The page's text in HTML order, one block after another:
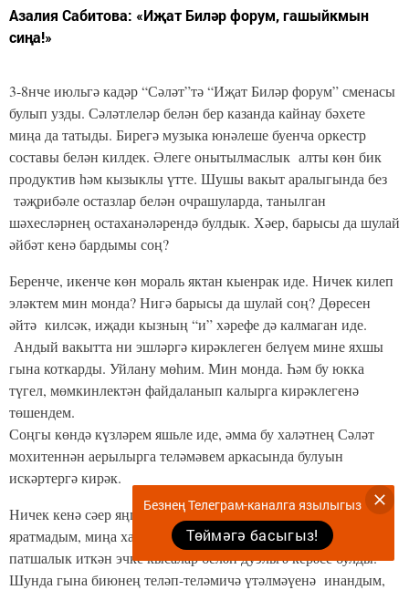
Азалия Сабитова: «Иҗат Биләр форум, гашыйкмын
сиңа!»
3-8нче июльгә кадәр “Сәләт”тә “Иҗат Биләр форум” сменасы
булып узды. Сәләтлеләр белән бер казанда кайнау бәхете
миңа да татыды. Бирегә музыка юнәлеше буенча оркестр
составы белән килдек. Әлеге онытылмаслык алты көн бик
продуктив һәм кызыклы үтте. Шушы вакыт аралыгында без
тәҗрибәле остазлар белән очрашуларда, танылган
шәхесләрнең остаханәләрендә булдык. Хәер, барысы да шулай
әйбәт кенә бардымы соң?
Беренче, икенче көн мораль яктан кыенрак иде. Ничек килеп
эләктем мин монда? Нигә барысы да шулай соң? Дөресен
әйтә килсәк, иҗади кызның “и” хәрефе дә калмаган иде.
Андый вакытта ни эшләргә кирәклеген белүем мине яхшы
гына коткарды. Уйлану мөһим. Мин монда. Һәм бу юкка
түгел, мөмкинлектән файдаланып калырга кирәклегенә
төшендем.
Соңгы көндә күзләрем яшьле иде, әмма бу халәтнең Сәләт
мохитеннән аерылырга теләмәвем аркасында булуын
искәртергә кирәк.
Ничек кенә сәер яңгырамасын, әмма мин биергә бөтенләй дә
яратмадым, миңа хас әйбер түгел кебек. Күп еллар дәверендә
патшалык иткән эчке кысалар белән дуэльгә керәсе булды.
Шунда гына биюнең теләп-теләмичә үтәлмәүенә инандым,
Безнең Телеграм-каналга язылыгыз
Төймәгә басыгыз!